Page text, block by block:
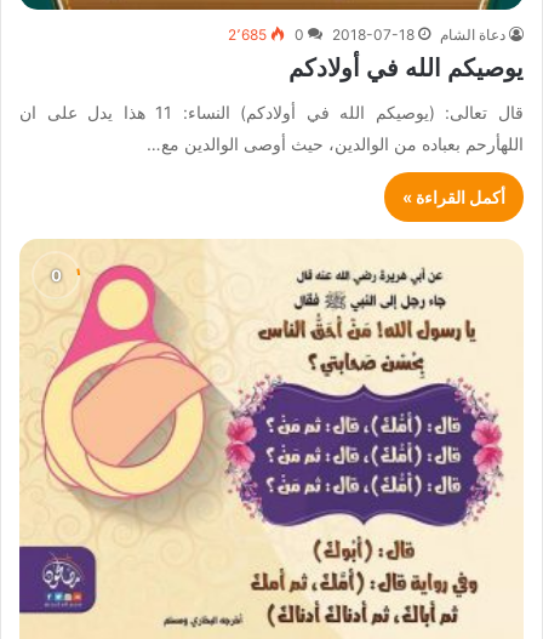
دعاة الشام 2018-07-18
0 2٬685
يوصيكم الله في أولادكم
قال تعالى: (يوصيكم الله في أولادكم) النساء: 11 هذا يدل على ان
اللهأرحم بعباده من الوالدين، حيث أوصى الوالدين مع…
أكمل القراءة »